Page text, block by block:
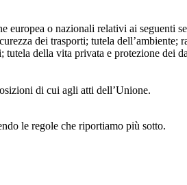
europea o nazionali relativi ai
dei trasporti; tutela
della vita privata e protezione dei
di cui agli atti dell’Unione.
le regole che riportiamo più sotto.